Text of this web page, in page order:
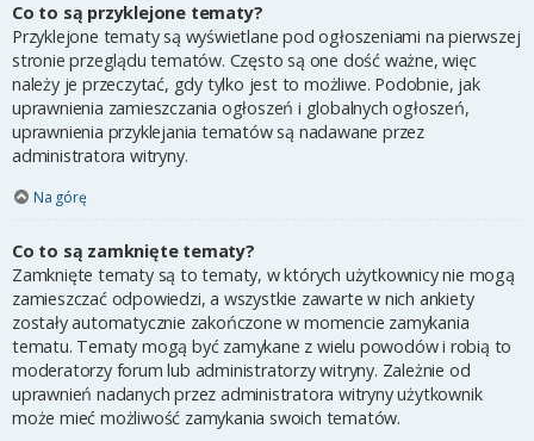
Co to są przyklejone tematy?
Przyklejone tematy są wyświetlane pod ogłoszeniami na pierwszej
stronie przeglądu tematów. Często są one dość ważne, więc
należy je przeczytać, gdy tylko jest to możliwe. Podobnie, jak
uprawnienia zamieszczania ogłoszeń i globalnych ogłoszeń,
uprawnienia przyklejania tematów są nadawane przez
administratora witryny.
Na górę
Co to są zamknięte tematy?
Zamknięte tematy są to tematy, w których użytkownicy nie mogą
zamieszczać odpowiedzi, a wszystkie zawarte w nich ankiety
zostały automatycznie zakończone w momencie zamykania
tematu. Tematy mogą być zamykane z wielu powodów i robią to
moderatorzy forum lub administratorzy witryny. Zależnie od
uprawnień nadanych przez administratora witryny użytkownik
może mieć możliwość zamykania swoich tematów.